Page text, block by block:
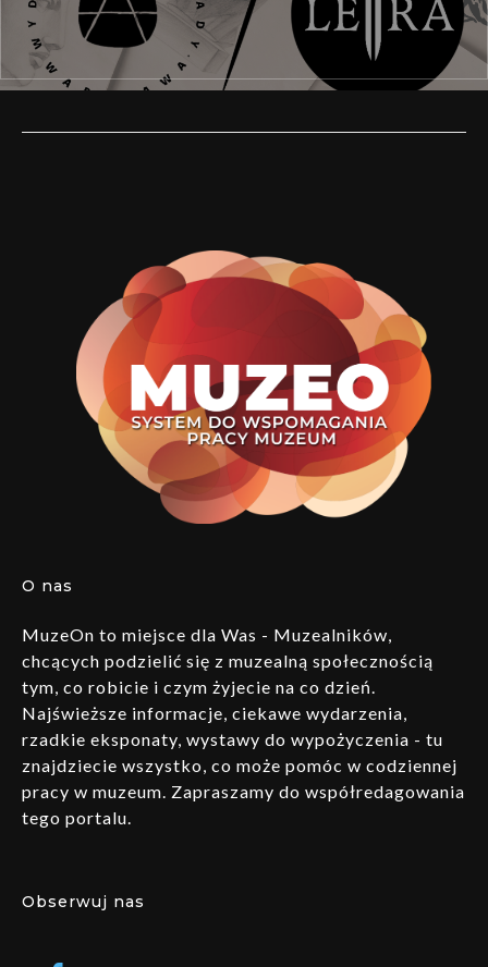
O nas
MuzeOn to miejsce dla Was - Muzealników,
chcących podzielić się z muzealną społecznością
tym, co robicie i czym żyjecie na co dzień.
Najświeższe informacje, ciekawe wydarzenia,
rzadkie eksponaty, wystawy do wypożyczenia - tu
znajdziecie wszystko, co może pomóc w codziennej
pracy w muzeum. Zapraszamy do współredagowania
tego portalu.
Obserwuj nas